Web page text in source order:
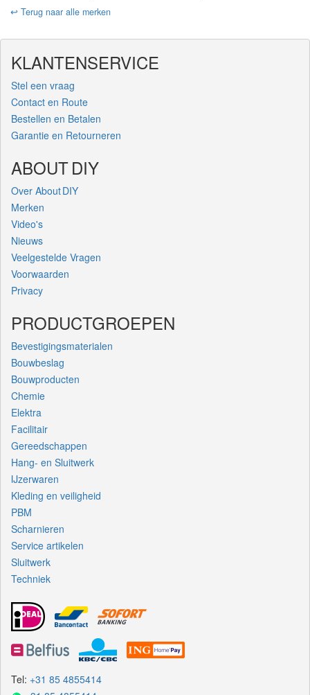
↩️ Terug naar alle merken
KLANTENSERVICE
Stel een vraag
Contact en Route
Bestellen en Betalen
Garantie en Retourneren
ABOUT DIY
Over About DIY
Merken
Video's
Nieuws
Veelgestelde Vragen
Voorwaarden
Privacy
PRODUCTGROEPEN
Bevestigingsmaterialen
Bouwbeslag
Bouwproducten
Chemie
Elektra
Facilitair
Gereedschappen
Hang- en Sluitwerk
IJzerwaren
Kleding en veiligheid
PBM
Scharnieren
Service artikelen
Sluitwerk
Techniek
Tel: +31 85 4855414